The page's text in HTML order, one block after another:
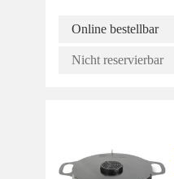
Online bestellbar
Nicht reservierbar